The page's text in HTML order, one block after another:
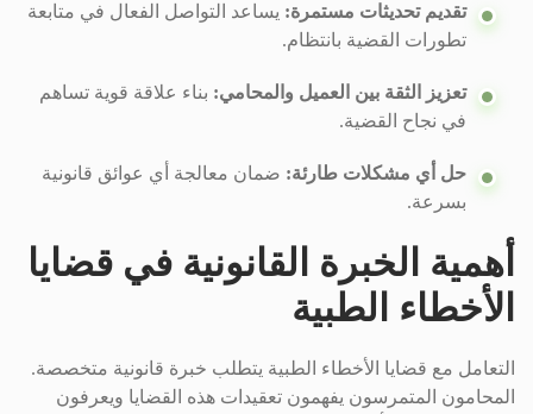
تقديم تحديثات مستمرة: يساعد التواصل الفعال في متابعة
تطورات القضية بانتظام.
تعزيز الثقة بين العميل والمحامي: بناء علاقة قوية تساهم
في نجاح القضية.
حل أي مشكلات طارئة: ضمان معالجة أي عوائق قانونية
بسرعة.
أهمية الخبرة القانونية في قضايا
الأخطاء الطبية
التعامل مع قضايا الأخطاء الطبية يتطلب خبرة قانونية متخصصة.
المحامون المتمرسون يفهمون تعقيدات هذه القضايا ويعرفون